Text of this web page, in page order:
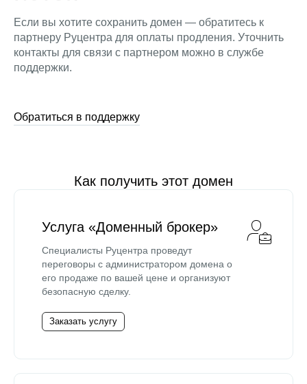
Если вы хотите сохранить домен — обратитесь к
партнеру Руцентра для оплаты продления. Уточнить
контакты для связи с партнером можно в службе
поддержки.
Обратиться в поддержку
Как получить этот домен
Услуга «Доменный брокер»
Специалисты Руцентра проведут
переговоры с администратором домена о
его продаже по вашей цене и организуют
безопасную сделку.
Заказать услугу